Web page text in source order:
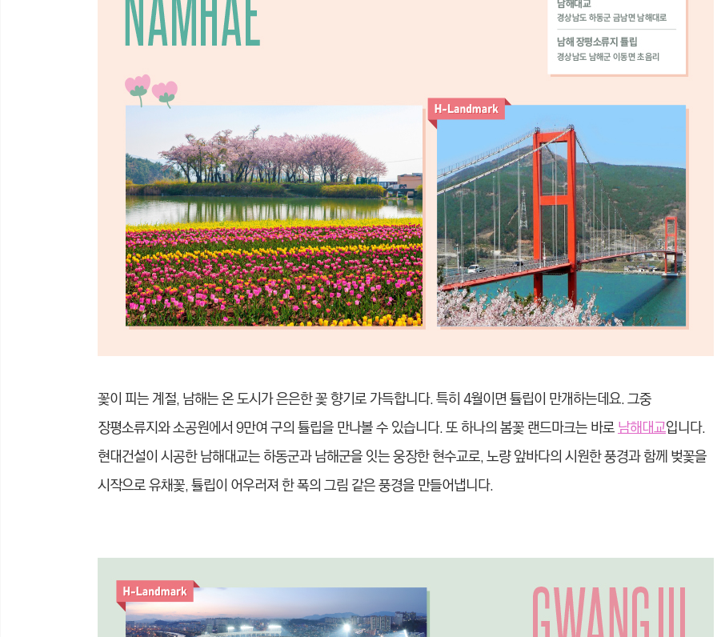
꽃이 피는 계절, 남해는 온 도시가 은은한 꽃 향기로 가득합니다. 특히 4월이면 튤립이 만개하는데요. 그중
장평소류지와 소공원에서 9만여 구의 튤립을 만나볼 수 있습니다. 또 하나의 봄꽃 랜드마크는 바로남해대교입니다.
현대건설이 시공한 남해대교는 하동군과 남해군을 잇는 웅장한 현수교로, 노량 앞바다의 시원한 풍경과 함께 벚꽃을
시작으로 유채꽃, 튤립이 어우러져 한 폭의 그림 같은 풍경을 만들어냅니다.